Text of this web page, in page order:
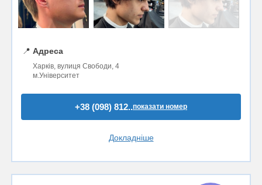
📍 Адреса
Харків, вулиця Свободи, 4
м.Університет
+38 (098) 812..показати номер
Докладніше